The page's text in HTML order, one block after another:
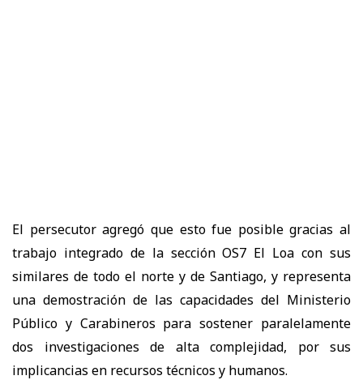
El persecutor agregó que esto fue posible gracias al
trabajo integrado de la sección OS7 El Loa con sus
similares de todo el norte y de Santiago, y representa
una demostración de las capacidades del Ministerio
Público y Carabineros para sostener paralelamente
dos investigaciones de alta complejidad, por sus
implicancias en recursos técnicos y humanos.